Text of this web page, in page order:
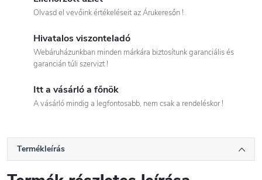
Olvasd el vevőink értékeléseit az Árukeresőn !
Hivatalos viszonteladó
Webáruházunkban minden márkára biztosítunk garanciális és
garancián túli szervizt !
Itt a vásárló a főnök
A vásárló mindig a legfontosabb, nem csak a rendeléskor !
Termékleírás